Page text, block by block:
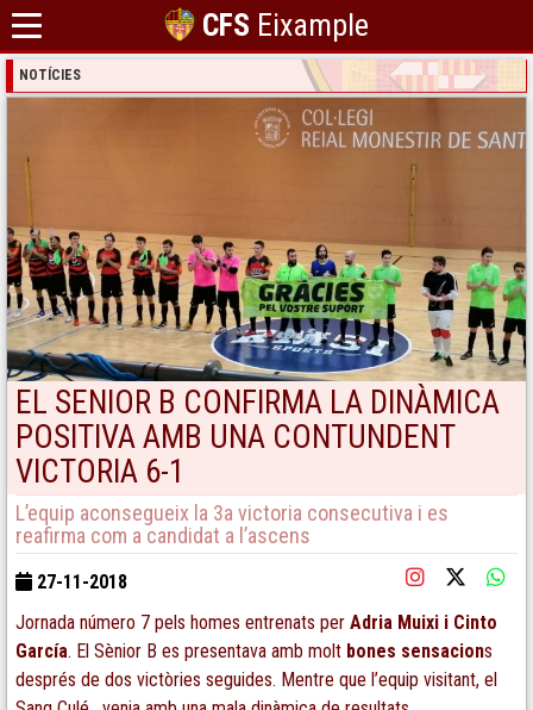
CFS Eixample
NOTÍCIES
EL SENIOR B CONFIRMA LA DINÀMICA
POSITIVA AMB UNA CONTUNDENT
VICTORIA 6-1
L’equip aconsegueix la 3a victoria consecutiva i es
reafirma com a candidat a l’ascens
27-11-2018
Jornada número 7 pels homes entrenats per Adria Muixi i Cinto
García. El Sènior B es presentava amb molt bones sensacions
després de dos victòries seguides. Mentre que l’equip visitant, el